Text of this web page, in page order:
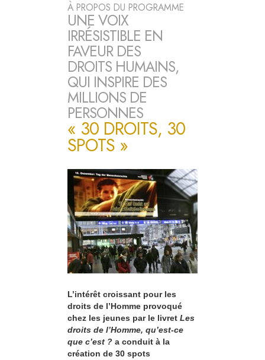
À PROPOS DU PROGRAMME
UNE VOIX
IRRÉSISTIBLE EN
FAVEUR DES
DROITS HUMAINS,
QUI INSPIRE DES
MILLIONS DE
PERSONNES
« 30 DROITS, 30
SPOTS »
L’intérêt croissant pour les
droits de l’Homme provoqué
chez les jeunes par le livret Les
droits de l’Homme, qu’est-ce
que c’est ? a conduit à la
création de 30 spots